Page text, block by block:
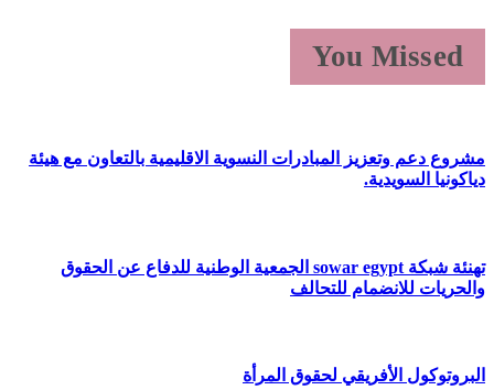
You Missed
مشروع دعم وتعزيز المبادرات النسوية الاقليمية بالتعاون مع هيئة
دياكونيا السويدية.
تهنئة شبكة sowar egypt الجمعية الوطنية للدفاع عن الحقوق
والحريات للانضمام للتحالف
البروتوكول الأفريقي لحقوق المرأة